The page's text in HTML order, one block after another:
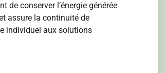
conserver l’énergie générée
assure la continuité de
individuel aux solutions